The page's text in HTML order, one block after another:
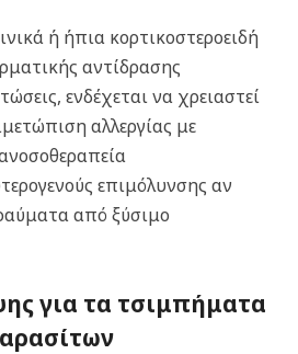
ή ήπια κορτικοστεροειδή
αντίδρασης
ενδέχεται να χρειαστεί
αλλεργίας με
επιμόλυνσης αν
από ξύσιμο
για τα τσιμπήματα